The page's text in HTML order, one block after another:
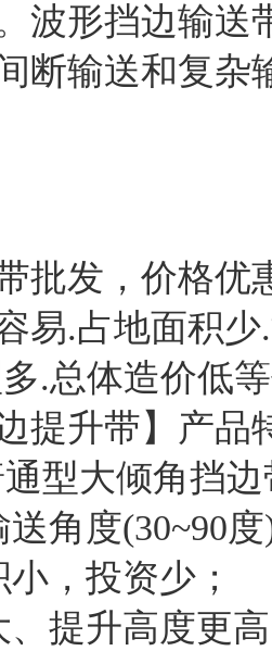
波形挡边输送
断输送和复杂
批发，价格优
易.占地面积
.总体造价低
提升带】产品
型大倾角挡
角度(30~90
，投资少；
、提升高度更